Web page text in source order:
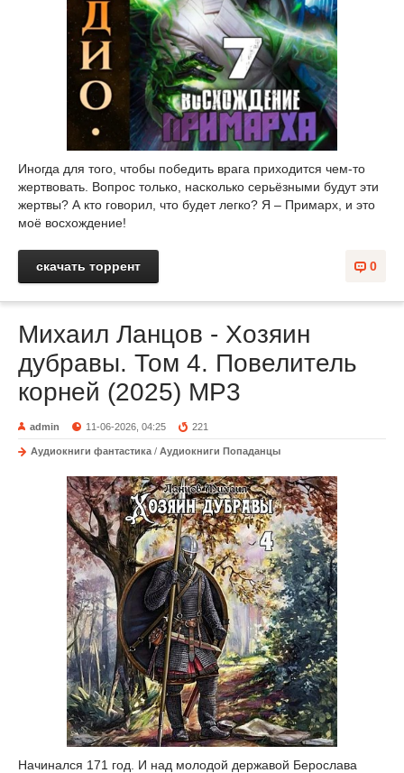
Иногда для того, чтобы победить врага приходится чем-то
жертвовать. Вопрос только, насколько серьёзными будут эти
жертвы? А кто говорил, что будет легко? Я – Примарх, и это
моё восхождение!
0
скачать торрент
Михаил Ланцов - Хозяин
дубравы. Том 4. Повелитель
корней (2025) МР3
admin 11-06-2026, 04:25 221
Аудиокниги фантастика / Аудиокниги Попаданцы
Начинался 171 год. И над молодой державой Берослава